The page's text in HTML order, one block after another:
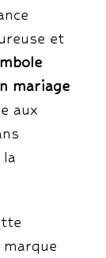
et
mariage
aux
marque